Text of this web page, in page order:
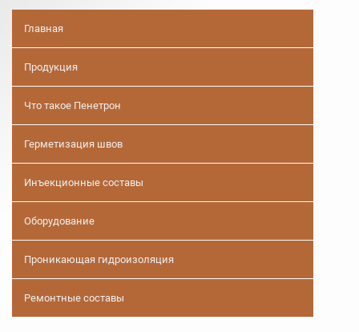
Главная
Продукция
Что такое Пенетрон
Герметизация швов
Инъекционные составы
Оборудование
Проникающая гидроизоляция
Ремонтные составы